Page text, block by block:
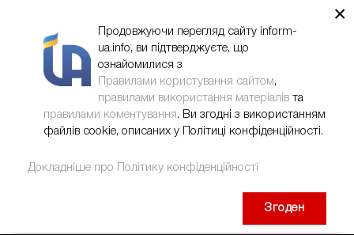
×
Продовжуючи перегляд сайту inform-
ua.info, ви підтверджуєте, що
ознайомилися з
Правилами користування сайтом,
правилами використання матеріалів та
правилами коментування. Ви згодні з використанням
файлів cookie, описаних у Політиці конфіденційності.
Докладніше про Політику конфіденційності
Згоден